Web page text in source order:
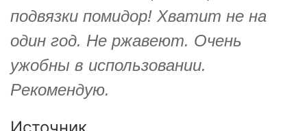
подвязки помидор! Хватит не на
один год. Не ржавеют. Очень
ужобны в использовании.
Рекомендую.
Источник